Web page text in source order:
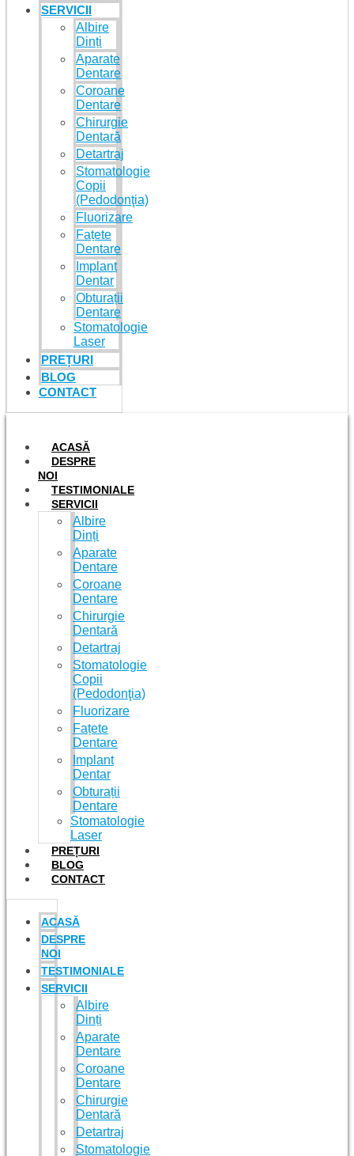
SERVICII
Albire
Dinți
Aparate
Dentare
Coroane
Dentare
Chirurgie
Dentară
Detartraj
Stomatologie
Copii
(Pedodonţia)
Fluorizare
Fațete
Dentare
Implant
Dentar
Obturații
Dentare
Stomatologie
Laser
PREȚURI
BLOG
CONTACT
ACASĂ
DESPRE
NOI
TESTIMONIALE
SERVICII
Albire
Dinți
Aparate
Dentare
Coroane
Dentare
Chirurgie
Dentară
Detartraj
Stomatologie
Copii
(Pedodonţia)
Fluorizare
Fațete
Dentare
Implant
Dentar
Obturații
Dentare
Stomatologie
Laser
PREȚURI
BLOG
CONTACT
ACASĂ
DESPRE
NOI
TESTIMONIALE
SERVICII
Albire
Dinți
Aparate
Dentare
Coroane
Dentare
Chirurgie
Dentară
Detartraj
Stomatologie